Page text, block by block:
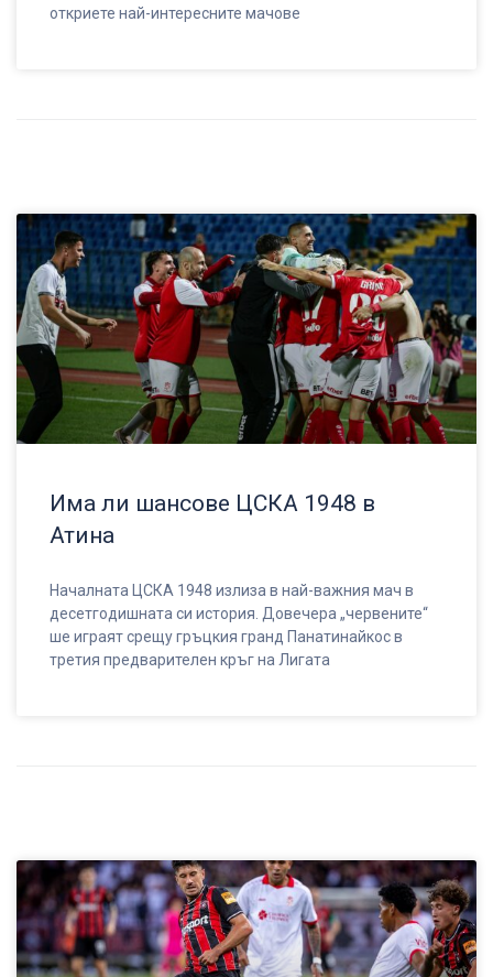
откриете най-интересните мачове
Има ли шансове ЦСКА 1948 в
Атина
Началната ЦСКА 1948 излиза в най-важния мач в
десетгодишната си история. Довечера „червените“
ше играят срещу гръцкия гранд Панатинайкос в
третия предварителен кръг на Лигата